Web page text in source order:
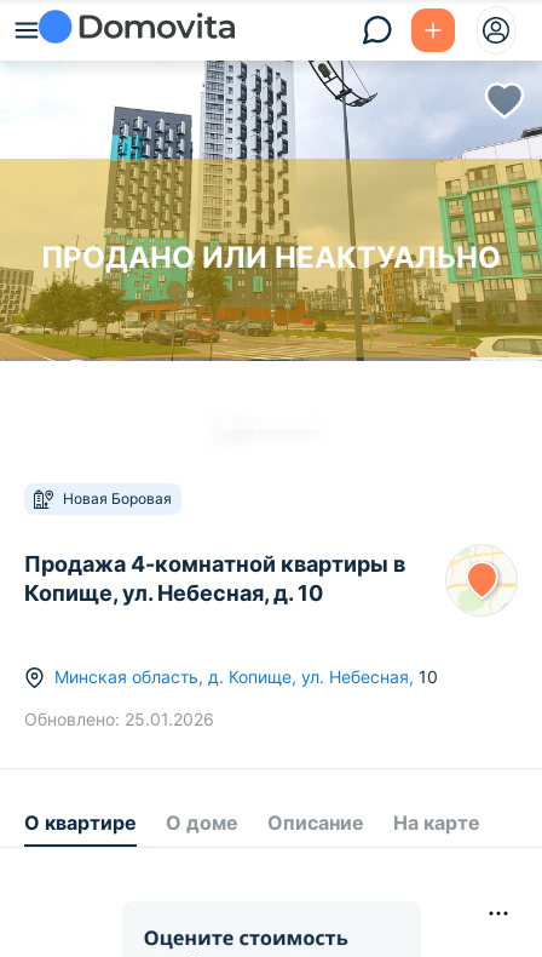
ПРОДАНО ИЛИ НЕАКТУАЛЬНО
Новая Боровая
Продажа 4-комнатной квартиры в
Копище, ул. Небесная, д. 10
Минская область, д. Копище, ул. Небесная, 10
Обновлено: 25.01.2026
О квартире О доме Описание На карте